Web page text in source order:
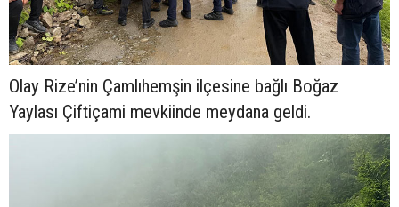
Olay Rize’nin Çamlıhemşin ilçesine bağlı Boğaz
Yaylası Çiftiçami mevkiinde meydana geldi.